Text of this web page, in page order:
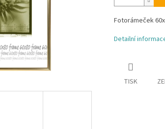
Fotorámeček
Detailní
TISK